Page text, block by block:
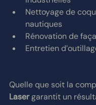
Nettoyage de
nautiques
Rénovation de
Entretien
Quelle que soit la
Laser garantit un